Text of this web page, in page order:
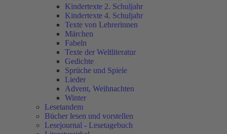
Kindertexte 2. Schuljahr
Kindertexte 4. Schuljahr
Texte von Lehrerinnen
Märchen
Fabeln
Texte der Weltliteratur
Gedichte
Sprüche und Spiele
Lieder
Advent, Weihnachten
Winter
Lesetandem
Bücher lesen und vorstellen
Lesejournal - Lesetagebuch